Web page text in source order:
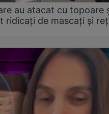
au atacat cu topoare
ridicați de mascați și